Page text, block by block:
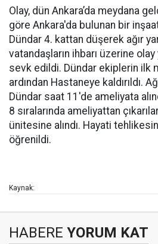
Olay, dün Ankara’da meydana
göre Ankara'da bulunan bir
Dündar 4. kattan düşerek ağır
vatandaşların ihbarı üzerine
sevk edildi. Dündar ekiplerin ilk
ardından Hastaneye kaldırıldı.
Dündar saat 11'de ameliyata
8 sıralarında ameliyattan
ünitesine alındı. Hayati
öğrenildi.
Kaynak:
HABERE YORUM KAT